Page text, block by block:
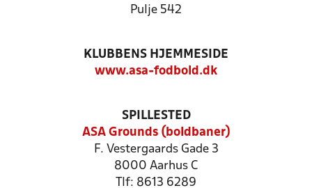
Pulje 542
KLUBBENS HJEMMESIDE
www.asa-fodbold.dk
SPILLESTED
ASA Grounds (boldbaner)
F. Vestergaards Gade 3
8000 Aarhus C
Tlf: 8613 6289